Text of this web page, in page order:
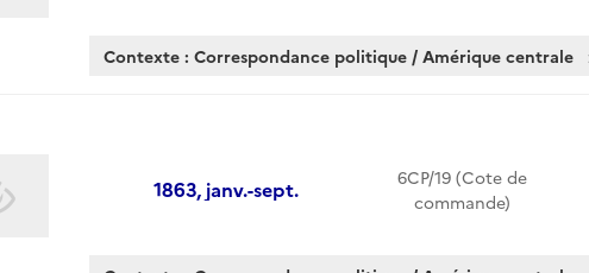
Contexte : Correspondance politique / Amérique centrale
1863, janv.-sept.
6CP/19 (Cote de
commande)